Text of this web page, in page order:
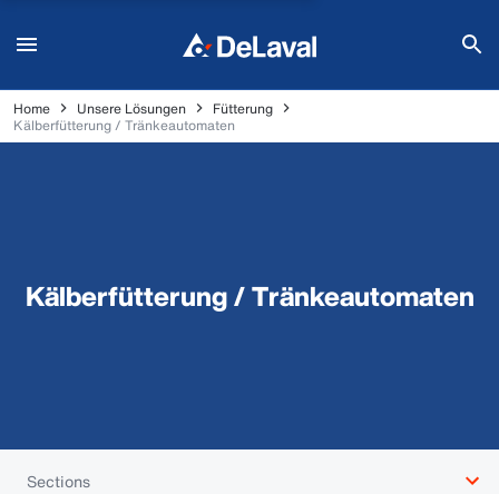
Home Unsere Lösungen
Fütterung
Kälberfütterung / Tränkeautomaten
Kälberfütterung / Tränkeautomaten
Sections